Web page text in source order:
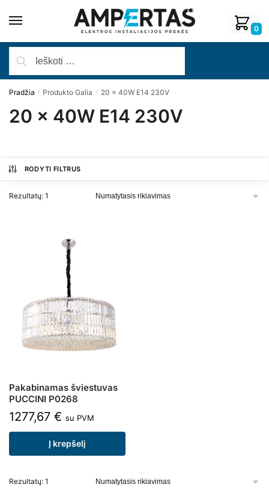
0
Pradžia / Produkto Galia / 20 x 40W E14 230V
20 x 40W E14 230V
RODYTI FILTRUS
Rezultatų: 1
Pakabinamas šviestuvas
PUCCINI P0268
1277,67 € su PVM
Į krepšelį
Rezultatų: 1